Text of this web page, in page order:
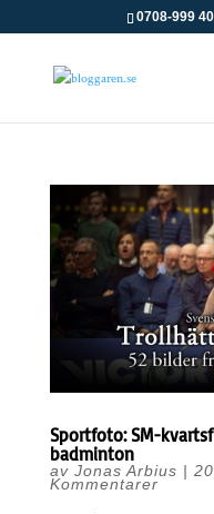
0708-999
Sportfoto: SM-
badminton
av Jonas Arbius |
Kommentarer